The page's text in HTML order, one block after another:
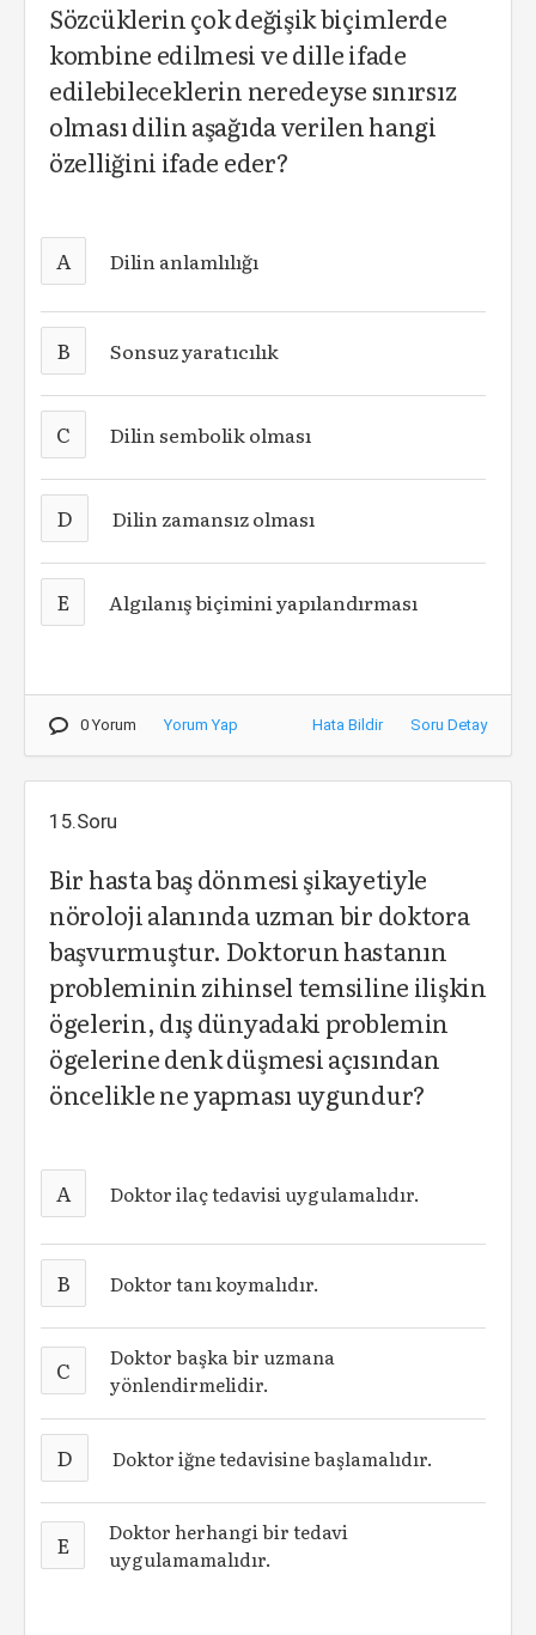
Sözcüklerin çok değişik biçimlerde
kombine edilmesi ve dille ifade
edilebileceklerin neredeyse sınırsız
olması dilin aşağıda verilen hangi
özelliğini ifade eder?
A Dilin anlamlılığı
B Sonsuz yaratıcılık
C Dilin sembolik olması
D Dilin zamansız olması
E Algılanış biçimini yapılandırması
0 Yorum Yorum Yap Hata Bildir Soru Detay
15.Soru
Bir hasta baş dönmesi şikayetiyle
nöroloji alanında uzman bir doktora
başvurmuştur. Doktorun hastanın
probleminin zihinsel temsiline ilişkin
ögelerin, dış dünyadaki problemin
ögelerine denk düşmesi açısından
öncelikle ne yapması uygundur?
A Doktor ilaç tedavisi uygulamalıdır.
B Doktor tanı koymalıdır.
C
Doktor başka bir uzmana
yönlendirmelidir.
D Doktor iğne tedavisine başlamalıdır.
E
Doktor herhangi bir tedavi
uygulamamalıdır.